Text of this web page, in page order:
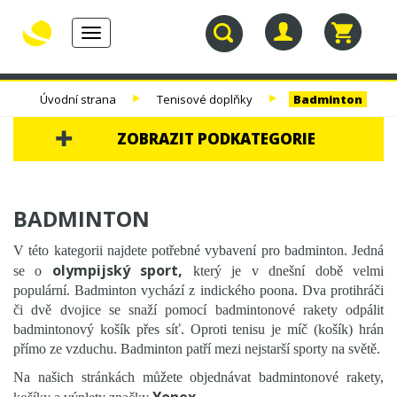
Toggle
navigation
30.
TENISOVÉ
TENISOVÉ
TENISOVÉ
Úvodní strana Tenisové doplňky Badminton
ZOBRAZIT PODKATEGORIE
TENISOVÉ RAKETY
TENISOVÉ VÝPLETY
TENISOVÉ TAŠKY
TENISOVÉ MÍČE
BADMINTON
V této kategorii najdete potřebné vybavení pro badminton. Jedná
se o olympijský sport, který je v dnešní době velmi
populární. Badminton vychází z indického poona. Dva protihráči
či dvě dvojice se snaží pomocí badmintonové rakety odpálit
badmintonový košík přes síť. Oproti tenisu je míč (košík) hrán
přímo ze vzduchu. Badminton patří mezi nejstarší sporty na světě.
Na našich stránkách můžete objednávat badmintonové rakety,